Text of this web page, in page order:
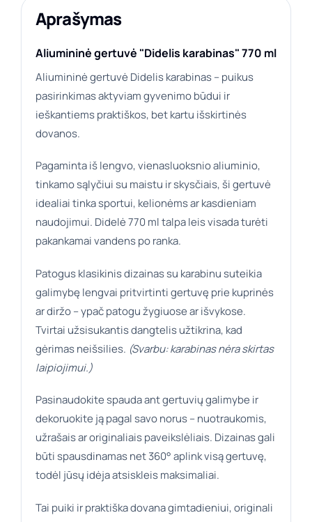
Aprašymas
Aliumininė gertuvė "Didelis karabinas" 770 ml
Aliumininė gertuvė Didelis karabinas – puikus
pasirinkimas aktyviam gyvenimo būdui ir
ieškantiems praktiškos, bet kartu išskirtinės
dovanos.
Pagaminta iš lengvo, vienasluoksnio aliuminio,
tinkamo sąlyčiui su maistu ir skysčiais, ši gertuvė
idealiai tinka sportui, kelionėms ar kasdieniam
naudojimui. Didelė 770 ml talpa leis visada turėti
pakankamai vandens po ranka.
Patogus klasikinis dizainas su karabinu suteikia
galimybę lengvai pritvirtinti gertuvę prie kuprinės
ar diržo – ypač patogu žygiuose ar išvykose.
Tvirtai užsisukantis dangtelis užtikrina, kad
gėrimas neišsilies. (Svarbu: karabinas nėra skirtas
laipiojimui.)
Pasinaudokite spauda ant gertuvių galimybe ir
dekoruokite ją pagal savo norus – nuotraukomis,
užrašais ar originaliais paveikslėliais. Dizainas gali
būti spausdinamas net 360° aplink visą gertuvę,
todėl jūsų idėja atsiskleis maksimaliai.
Tai puiki ir praktiška dovana gimtadieniui, originali